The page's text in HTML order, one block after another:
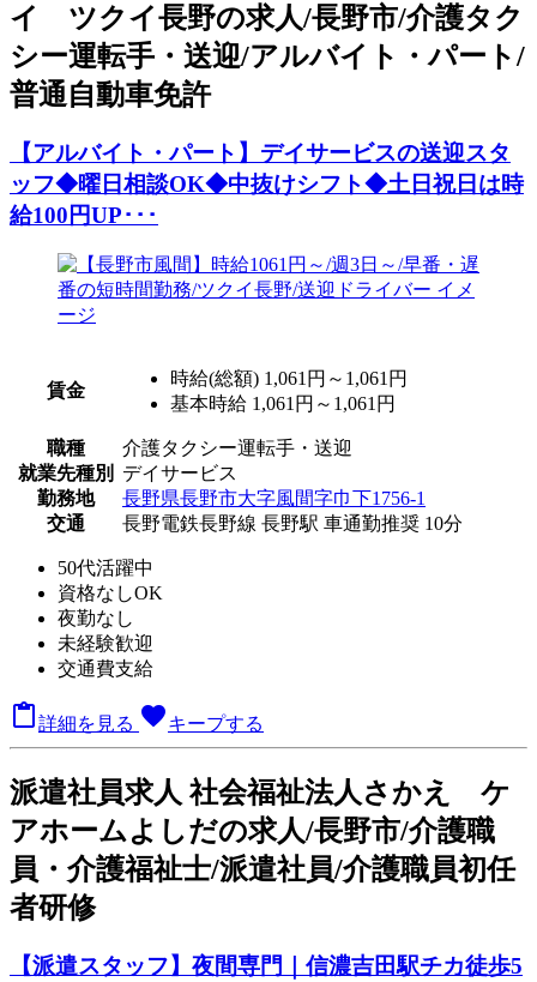
イ ツクイ長野の求人/長野市/介護タク
シー運転手・送迎/アルバイト・パート/
普通自動車免許
【アルバイト・パート】デイサービスの送迎スタ
ッフ◆曜日相談OK◆中抜けシフト◆土日祝日は時
給100円UP･･･
賃金
時給(総額) 1,061円～1,061円
基本時給 1,061円～1,061円
職種
介護タクシー運転手・送迎
就業先種別
デイサービス
勤務地
長野県長野市大字風間字巾下1756-1
交通
長野電鉄長野線 長野駅 車通勤推奨 10分
50代活躍中
資格なしOK
夜勤なし
未経験歓迎
交通費支給
 詳細を見る favoriteキープする
派遣社員求人 社会福祉法人さかえ ケ
アホームよしだの求人/長野市/介護職
員・介護福祉士/派遣社員/介護職員初任
者研修
【派遣スタッフ】夜間専門｜信濃吉田駅チカ徒歩5